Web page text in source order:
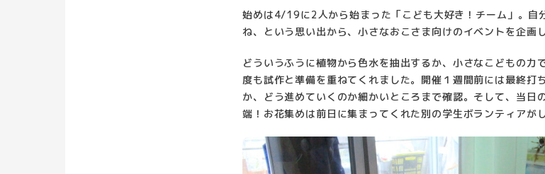
始めは4/19に2人から始まった「こども大好き！チーム」。自
ね、という思い出から、小さなおこさま向けのイベントを企画
どういうふうに植物から色水を抽出するか、小さなこどもの力
度も試作と準備を重ねてくれました。開催１週間前には最終打
か、どう進めていくのか細かいところまで確認。そして、当日
端！お花集めは前日に集まってくれた別の学生ボランティアが